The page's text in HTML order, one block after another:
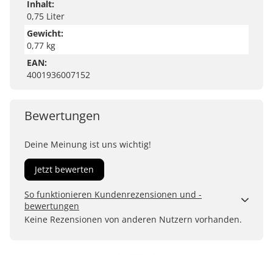
Inhalt:
0,75 Liter
Gewicht:
0,77 kg
EAN:
4001936007152
Bewertungen
Deine Meinung ist uns wichtig!
Jetzt bewerten
So funktionieren Kundenrezensionen und -
bewertungen
Kundenbewertungen sind für uns und unsere Kunden
Keine Rezensionen von anderen Nutzern vorhanden.